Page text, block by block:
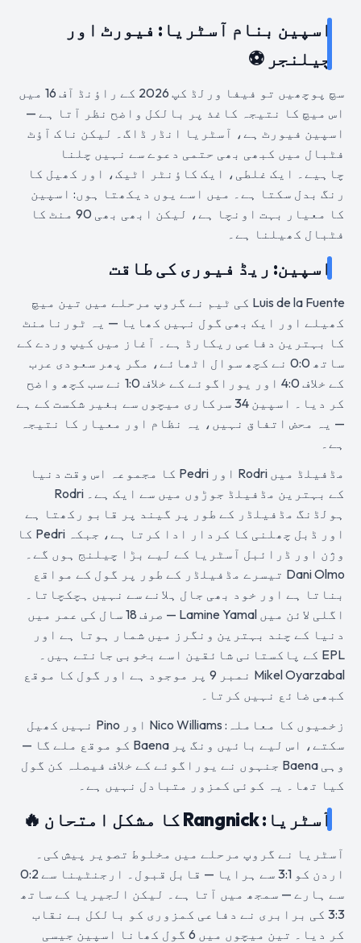
اسپین بنام آسٹریا: فیورٹ اور
چیلنجر ⚽
سچ پوچھیں تو فیفا ورلڈ کپ 2026 کے راؤنڈ آف 16 میں
اس میچ کا نتیجہ کاغذ پر بالکل واضح نظر آتا ہے —
اسپین فیورٹ ہے، آسٹریا انڈر ڈاگ۔ لیکن ناک آؤٹ
فٹبال میں کبھی بھی حتمی دعوے سے نہیں چلنا
چاہیے۔ ایک غلطی، ایک کاؤنٹر اٹیک، اور کھیل کا
رنگ بدل سکتا ہے۔ میں اسے یوں دیکھتا ہوں: اسپین
کا معیار بہت اونچا ہے، لیکن ابھی بھی 90 منٹ کا
فٹبال کھیلنا ہے۔
اسپین: ریڈ فیوری کی طاقت
Luis de la Fuente کی ٹیم نے گروپ مرحلے میں تین میچ
کھیلے اور ایک بھی گول نہیں کھایا — یہ ٹورنامنٹ
کا بہترین دفاعی ریکارڈ ہے۔ آغاز میں کیپ وردے کے
ساتھ 0:0 نے کچھ سوال اٹھائے، مگر پھر سعودی عرب
کے خلاف 4:0 اور یوراگوئے کے خلاف 1:0 نے سب کچھ واضح
کر دیا۔ اسپین 34 سرکاری میچوں سے بغیر شکست کے ہے
— یہ محض اتفاق نہیں، یہ نظام اور معیار کا نتیجہ
ہے۔
مڈفیلڈ میں Rodri اور Pedri کا مجموعہ اس وقت دنیا
کے بہترین مڈفیلڈ جوڑوں میں سے ایک ہے۔ Rodri
ہولڈنگ مڈفیلڈر کے طور پر گیند پر قابو رکھتا ہے
اور ڈبل چھلنی کا کردار ادا کرتا ہے، جبکہ Pedri کا
وژن اور ڈرائبل آسٹریا کے لیے بڑا چیلنج ہوں گے۔
Dani Olmo تیسرے مڈفیلڈر کے طور پر گول کے مواقع
بناتا ہے اور خود بھی جال ہلانے سے نہیں ہچکچاتا۔
اگلی لائن میں Lamine Yamal — صرف 18 سال کی عمر میں
دنیا کے چند بہترین ونگرز میں شمار ہوتا ہے اور
EPL کے پاکستانی شائقین اسے بخوبی جانتے ہیں۔
Mikel Oyarzabal نمبر 9 پر موجود ہے اور گول کا موقع
کبھی ضائع نہیں کرتا۔
زخمیوں کا معاملہ: Nico Williams اور Pino نہیں کھیل
سکتے، اس لیے بائیں ونگ پر Baena کو موقع ملے گا —
وہی Baena جنہوں نے یوراگوئے کے خلاف فیصلہ کن گول
کیا تھا۔ یہ کوئی کمزور متبادل نہیں ہے۔
آسٹریا: Rangnick کا مشکل امتحان 🔥
آسٹریا نے گروپ مرحلے میں مخلوط تصویر پیش کی۔
اردن کو 3:1 سے ہرایا — قابل قبول۔ ارجنٹینا سے 0:2
سے ہارے — سمجھ میں آتا ہے۔ لیکن الجیریا کے ساتھ
3:3 کی برابری نے دفاعی کمزوری کو بالکل بے نقاب
کر دیا۔ تین میچوں میں 6 گول کھانا اسپین جیسی